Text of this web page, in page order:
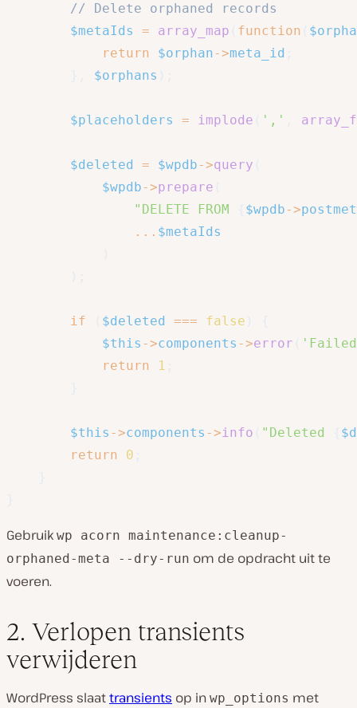
// Delete orphaned records
$metaIds
= array_map function
return
$orphan->meta_id
$orphans
$placeholders = implode ','
$deleted = $wpdb->query
$wpdb->prepare
"DELETE FROM
$wpdb->
... $metaIds
if $deleted === false
$this ->components ->error
return
1
$this ->components ->info "Deleted
return
0
Gebruik wp acorn maintenance:cleanup-
orphaned-meta --dry-run om de opdracht uit te
voeren.
2. Verlopen transients
verwijderen
WordPress slaattransients op in wp_options met